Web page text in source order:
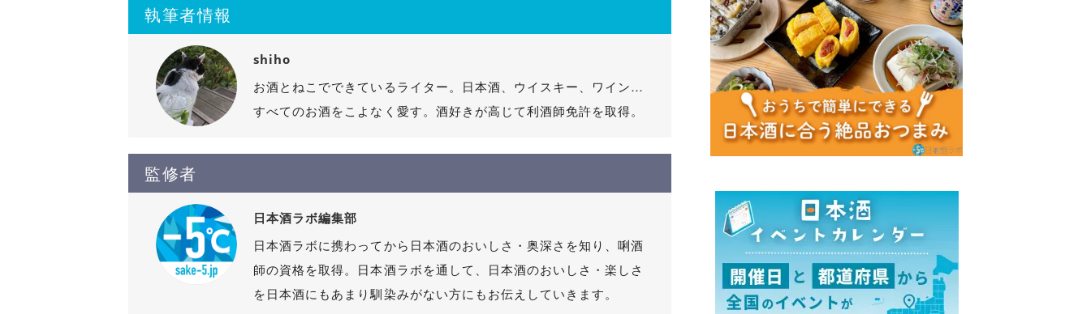
執筆者情報
shiho
お酒とねこでできているライター。日本酒、ウイスキー、ワイン…
すべてのお酒をこよなく愛す。酒好きが高じて利酒師免許を取得。
監修者
日本酒ラボ編集部
日本酒ラボに携わってから日本酒のおいしさ・奥深さを知り、唎酒
師の資格を取得。日本酒ラボを通して、日本酒のおいしさ・楽しさ
を日本酒にもあまり馴染みがない方にもお伝えしていきます。